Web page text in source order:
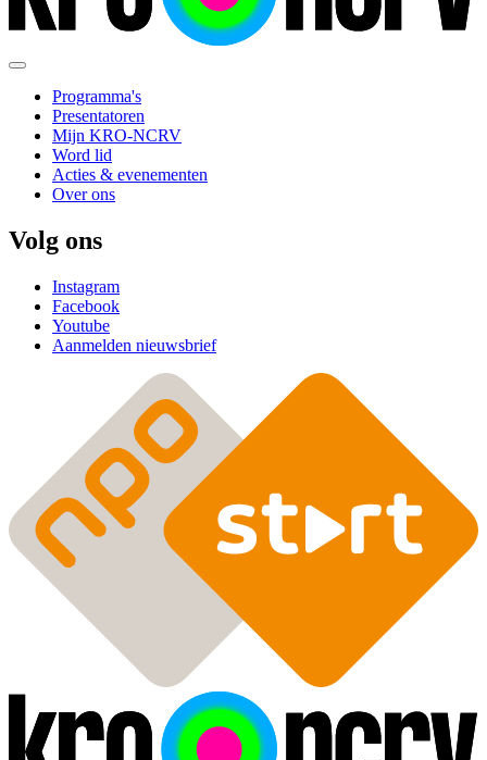
Programma's
Presentatoren
Mijn KRO-NCRV
Word lid
Acties & evenementen
Over ons
Volg ons
Instagram
Facebook
Youtube
Aanmelden nieuwsbrief